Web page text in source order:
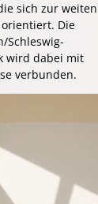
sich zur weiten
Die
Schleswig-
wird dabei mit
verbunden.